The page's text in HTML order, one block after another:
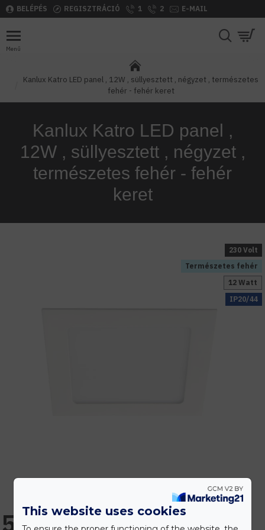
BELÉPÉS REGISZTRÁCIÓ 1 2 E-MAIL
Kanlux Katro LED panel , 12W , süllyesztett , négyzet , természetes
fehér - fehér keret
Kanlux Katro LED panel ,
12W , süllyesztett , négyzet ,
természetes fehér - fehér
keret
Természetes fehér
12 Watt
230 Volt
IP20/44
5.559 Ft
This website uses cookies